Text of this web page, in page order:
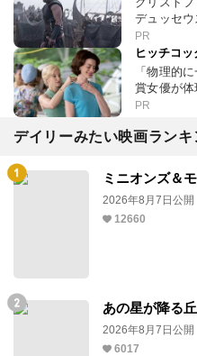
デュッセウ
PR
ヒッチコ
「物理的
賞女優が体
PR
デイリーみたい映画ランキ
ミニオンズ＆
2026年8月7日公開
12660
あの星が降る
2026年8月7日公開
6017